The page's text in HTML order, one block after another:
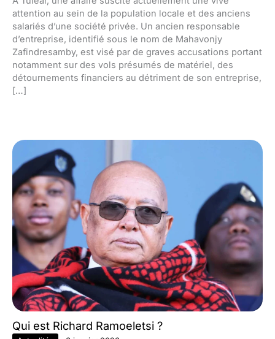
attention au sein de la population locale et des anciens
salariés d’une société privée. Un ancien responsable
d’entreprise, identifié sous le nom de Mahavonjy
Zafindresamby, est visé par de graves accusations portant
notamment sur des vols présumés de matériel, des
détournements financiers au détriment de son entreprise,
[…]
Qui est Richard Ramoeletsi ?